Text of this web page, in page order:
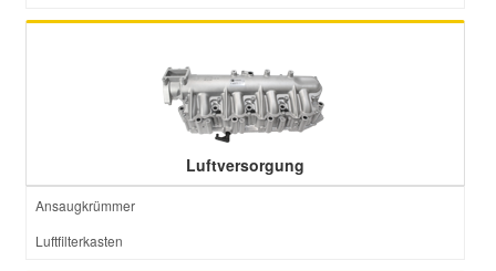
Luftversorgung
Ansaugkrümmer
Luftfilterkasten